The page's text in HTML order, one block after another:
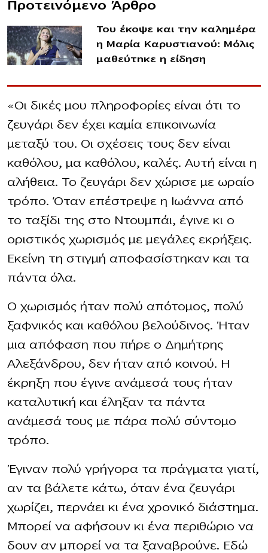
Προτεινόμενο Άρθρο
Του έκοψε και την καλημέρα
η Μαρία Καρυστιανού: Μόλις
μαθεύτnκε η είδηση
«Οι δικές μου πληροφορίες είναι ότι το
ζευγάρι δεν έχει καμία επικοινωνία
μεταξύ του. Οι σχέσεις τους δεν είναι
καθόλου, μα καθόλου, καλές. Αυτή είναι η
αλήθεια. Το ζευγάρι δεν χώρισε με ωραίο
τρόπο. Όταν επέστρεψε η Ιωάννα από
το ταξίδι της στο Ντουμπάι, έγινε κι ο
οριστικός χωρισμός με μεγάλες εκρήξεις.
Εκείνη τη στιγμή αποφασίστηκαν και τα
πάντα όλα.
Ο χωρισμός ήταν πολύ απότομος, πολύ
ξαφνικός και καθόλου βελούδινος. Ήταν
μια απόφαση που πήρε ο Δημήτρης
Αλεξάνδρου, δεν ήταν από κοινού. Η
έκρηξη που έγινε ανάμεσά τους ήταν
καταλυτική και έληξαν τα πάντα
ανάμεσά τους με πάρα πολύ σύντομο
τρόπο.
Έγιναν πολύ γρήγορα τα πράγματα γιατί,
αν τα βάλετε κάτω, όταν ένα ζευγάρι
χωρίζει, περνάει κι ένα χρονικό διάστημα.
Μπορεί να αφήσουν κι ένα περιθώριο να
δουν αν μπορεί να τα ξαναβρούνε. Εδώ